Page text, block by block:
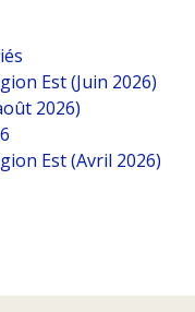
Est (Juin 2026)
2026)
Est (Avril 2026)